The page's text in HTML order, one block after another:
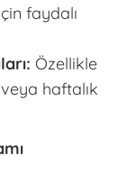
faydalı
Özellikle
haftalık